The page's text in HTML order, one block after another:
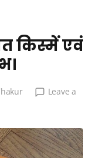
किस्में एवं
Leave a